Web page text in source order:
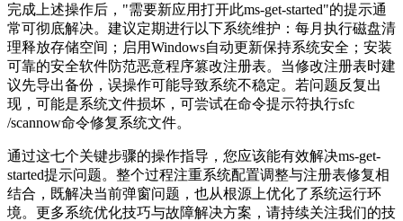
完成上述操作后，"需要新应用打开此ms-get-started"的提示通
常可彻底解决。建议定期进行以下系统维护：每月执行磁盘清
理释放存储空间；启用Windows自动更新保持系统安全；安装
可靠的安全软件防范恶意程序篡改注册表。当修改注册表时建
议先导出备份，误操作可能导致系统不稳定。若问题反复出
现，可能是系统文件损坏，可尝试在命令提示符执行sfc
/scannow命令修复系统文件。
通过这七个关键步骤的操作指导，您应该能有效解决ms-get-
started提示问题。整个过程注重系统配置调整与注册表修复相
结合，既解决当前弹窗问题，也从根源上优化了系统运行环
境。更多系统优化技巧与故障解决方案，请持续关注我们的技